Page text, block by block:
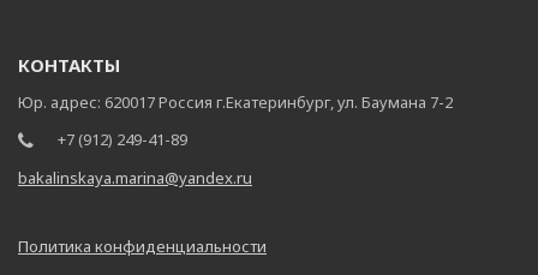
КОНТАКТЫ
Юр. адрес: 620017 Россия г.Екатеринбург, ул. Баумана 7-2
+7 (912) 249-41-89
bakalinskaya.marina@yandex.ru
Политика конфиденциальности